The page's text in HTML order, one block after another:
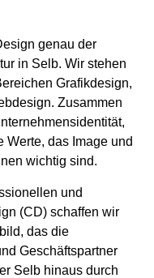
genau der
in Selb. Wir stehen
Grafikdesign,
. Zusammen
Werte, das Image und
wichtig sind.
und
(CD) schaffen wir
das die
Geschäftspartner
Selb hinaus durch